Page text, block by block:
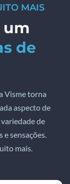
MAIS
um
de
Visme torna
aspecto de
de
e sensações.
mais.